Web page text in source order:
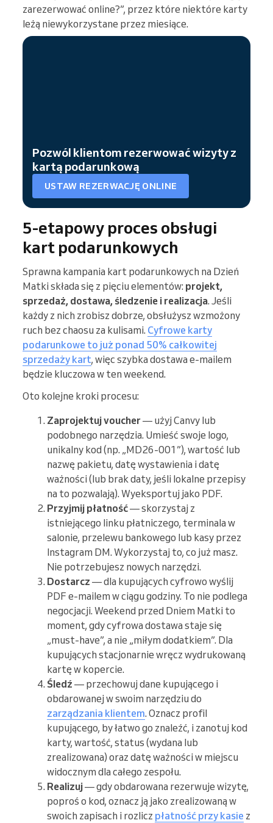
zarezerwować online?”, przez które niektóre karty
leżą niewykorzystane przez miesiące.
Pozwól klientom rezerwować wizyty z
kartą podarunkową
USTAW REZERWACJĘ ONLINE
5-etapowy proces obsługi
kart podarunkowych
Sprawna kampania kart podarunkowych na Dzień
Matki składa się z pięciu elementów: projekt,
sprzedaż, dostawa, śledzenie i realizacja. Jeśli
każdy z nich zrobisz dobrze, obsłużysz wzmożony
ruch bez chaosu za kulisami. Cyfrowe karty
podarunkowe to już ponad 50% całkowitej
sprzedaży kart, więc szybka dostawa e-mailem
będzie kluczowa w ten weekend.
Oto kolejne kroki procesu:
Zaprojektuj voucher— użyj Canvy lub
podobnego narzędzia. Umieść swoje logo,
unikalny kod (np. „MD26-001”), wartość lub
nazwę pakietu, datę wystawienia i datę
ważności (lub brak daty, jeśli lokalne przepisy
na to pozwalają). Wyeksportuj jako PDF.
Przyjmij płatność— skorzystaj z
istniejącego linku płatniczego, terminala w
salonie, przelewu bankowego lub kasy przez
Instagram DM. Wykorzystaj to, co już masz.
Nie potrzebujesz nowych narzędzi.
Dostarcz — dla kupujących cyfrowo wyślij
PDF e-mailem w ciągu godziny. To nie podlega
negocjacji. Weekend przed Dniem Matki to
moment, gdy cyfrowa dostawa staje się
„must-have”, a nie „miłym dodatkiem”. Dla
kupujących stacjonarnie wręcz wydrukowaną
kartę w kopercie.
Śledź — przechowuj dane kupującego i
obdarowanej w swoim narzędziu do
zarządzania klientem. Oznacz profil
kupującego, by łatwo go znaleźć, i zanotuj kod
karty, wartość, status (wydana lub
zrealizowana) oraz datę ważności w miejscu
widocznym dla całego zespołu.
Realizuj— gdy obdarowana rezerwuje wizytę,
poproś o kod, oznacz ją jako zrealizowaną w
swoich zapisach i rozlicz płatność przy kasie z